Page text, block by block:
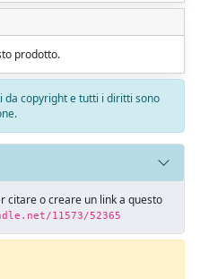
prodotto.
da copyright e tutti i diritti sono
citare o creare un link a questo
11573/52365